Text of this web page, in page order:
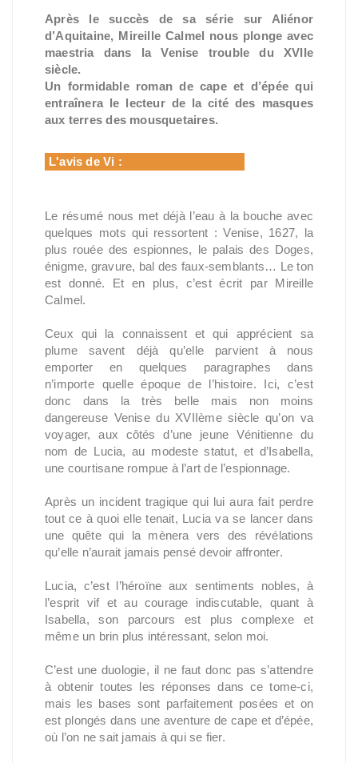
Après le succès de sa série sur Aliénor
d’Aquitaine, Mireille Calmel nous plonge avec
maestria dans la Venise trouble du XVIIe
siècle.
Un formidable roman de cape et d’épée qui
entraînera le lecteur de la cité des masques
aux terres des mousquetaires.
L'avis de Vi :
Le résumé nous met déjà l’eau à la bouche avec
quelques mots qui ressortent : Venise, 1627, la
plus rouée des espionnes, le palais des Doges,
énigme, gravure, bal des faux-semblants… Le ton
est donné. Et en plus, c’est écrit par Mireille
Calmel.
Ceux qui la connaissent et qui apprécient sa
plume savent déjà qu’elle parvient à nous
emporter en quelques paragraphes dans
n’importe quelle époque de l’histoire. Ici, c’est
donc dans la très belle mais non moins
dangereuse Venise du XVIIème siècle qu’on va
voyager, aux côtés d’une jeune Vénitienne du
nom de Lucia, au modeste statut, et d’Isabella,
une courtisane rompue à l’art de l’espionnage.
Après un incident tragique qui lui aura fait perdre
tout ce à quoi elle tenait, Lucia va se lancer dans
une quête qui la mènera vers des révélations
qu’elle n’aurait jamais pensé devoir affronter.
Lucia, c’est l’héroïne aux sentiments nobles, à
l’esprit vif et au courage indiscutable, quant à
Isabella, son parcours est plus complexe et
même un brin plus intéressant, selon moi.
C’est une duologie, il ne faut donc pas s’attendre
à obtenir toutes les réponses dans ce tome-ci,
mais les bases sont parfaitement posées et on
est plongés dans une aventure de cape et d’épée,
où l’on ne sait jamais à qui se fier.